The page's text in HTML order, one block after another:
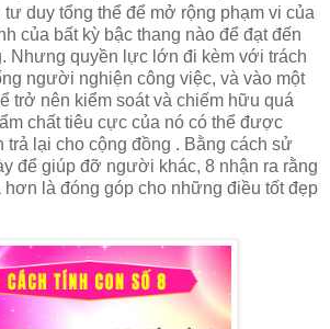
tư duy tổng thể để mở rộng phạm vi của
của bất kỳ bậc thang nào để đạt đến
Nhưng quyền lực lớn đi kèm với trách
người nghiện công việc, và vào một
trở nên kiểm soát và chiếm hữu quá
chất tiêu cực của nó có thể được
trả lại cho cộng đồng . Bằng cách sử
để giúp đỡ người khác, 8 nhận ra rằng
hơn là đóng góp cho những điều tốt đẹp